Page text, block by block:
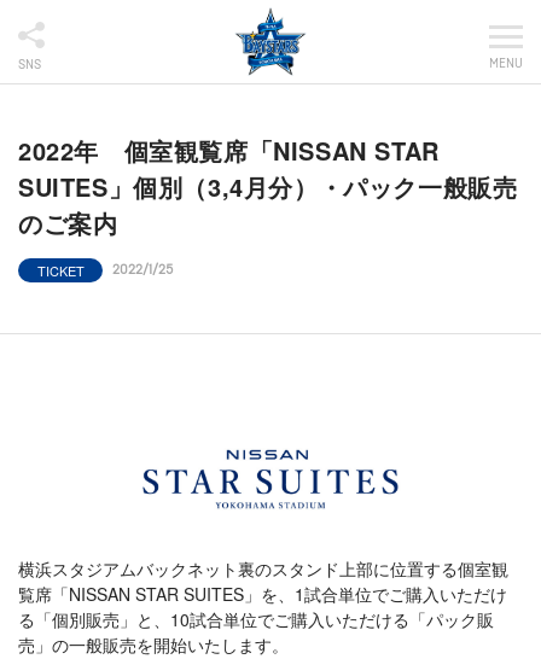
SNS MENU
2022年 個室観覧席「NISSAN STAR
SUITES」個別（3,4月分）・パック一般販売
のご案内
TICKET 2022/1/25
横浜スタジアムバックネット裏のスタンド上部に位置する個室観
覧席「NISSAN STAR SUITES」を、1試合単位でご購入いただけ
る「個別販売」と、10試合単位でご購入いただける「パック販
売」の一般販売を開始いたします。